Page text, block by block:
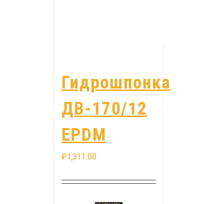
Гидрошпонка
ДВ-170/12
EPDM
₽1,311.00